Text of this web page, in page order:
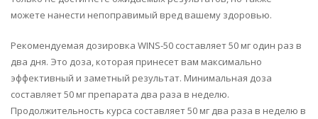
можете нанести непоправимый вред вашему здоровью.
Рекомендуемая дозировка WINS-50 составляет 50 мг один раз в
два дня. Это доза, которая принесет вам максимально
эффективный и заметный результат. Минимальная доза
составляет 50 мг препарата два раза в неделю.
Продолжительность курса составляет 50 мг два раза в неделю в